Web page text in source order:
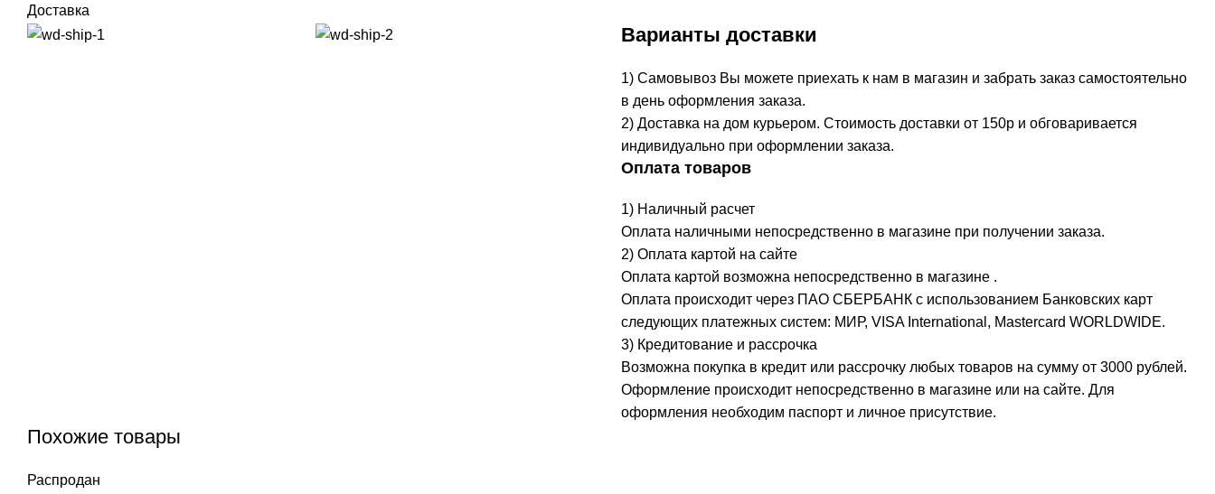
Доставка
Варианты доставки
1) Самовывоз Вы можете приехать к нам в магазин и забрать заказ самостоятельно
в день оформления заказа.
2) Доставка на дом курьером. Стоимость доставки от 150р и обговаривается
индивидуально при оформлении заказа.
Оплата товаров
1) Наличный расчет
Оплата наличными непосредственно в магазине при получении заказа.
2) Оплата картой на сайте
Оплата картой возможна непосредственно в магазине .
Оплата происходит через ПАО СБЕРБАНК с использованием Банковских карт
следующих платежных систем: МИР, VISA International, Mastercard WORLDWIDE.
3) Кредитование и рассрочка
Возможна покупка в кредит или рассрочку любых товаров на сумму от 3000 рублей.
Оформление происходит непосредственно в магазине или на сайте. Для
оформления необходим паспорт и личное присутствие.
Похожие товары
Распродан